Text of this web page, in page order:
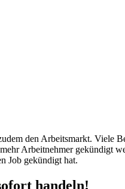
den Arbeitsmarkt. Viele
Arbeitnehmer gekündigt
Job gekündigt hat.
handeln!